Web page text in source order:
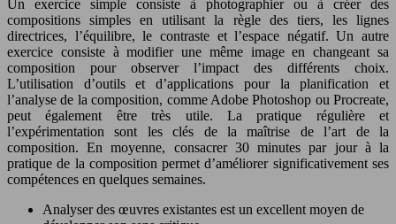
Un exercice simple consiste à photographier ou à créer des
compositions simples en utilisant la règle des tiers, les lignes
directrices, l’équilibre, le contraste et l’espace négatif. Un autre
exercice consiste à modifier une même image en changeant sa
composition pour observer l’impact des différents choix.
L’utilisation d’outils et d’applications pour la planification et
l’analyse de la composition, comme Adobe Photoshop ou Procreate,
peut également être très utile. La pratique régulière et
l’expérimentation sont les clés de la maîtrise de l’art de la
composition. En moyenne, consacrer 30 minutes par jour à la
pratique de la composition permet d’améliorer significativement ses
compétences en quelques semaines.
Analyser des œuvres existantes est un excellent moyen de